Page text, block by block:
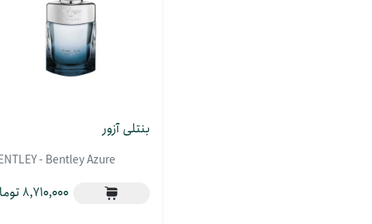
بنتلی آزور
- Bentley Azure
8,710,000